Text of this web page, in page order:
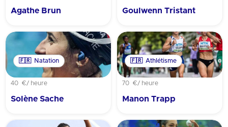
Agathe Brun Goulwenn Tristant
🇫🇷 Natation
40 €/ heure
Solène Sache
🇫🇷 Athlétisme
70 €/ heure
Manon Trapp